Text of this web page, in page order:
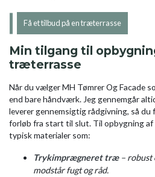
Få et tilbud på en træterrasse
Min tilgang til
træterrasse
Når du vælger MH Tømrer Og Facade
end bare håndværk. Jeg gennemgår
leverer gennemsigtig rådgivning, så
forløb fra start til slut. Til opbygning
typisk materialer som:
Trykimprægneret træ– robust
modstår fugt og råd.